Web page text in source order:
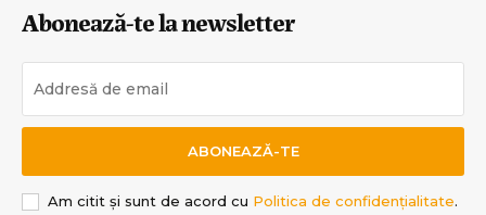
Abonează-te la newsletter
ABONEAZĂ-TE
Am citit și sunt de acord cu Politica de confidențialitate.